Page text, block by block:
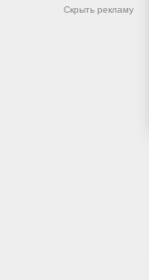
Скрыть рекламу